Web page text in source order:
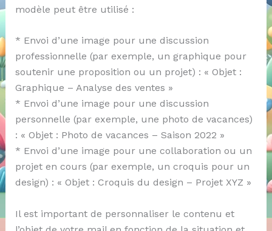
modèle peut être utilisé :
* Envoi d’une image pour une discussion
professionnelle (par exemple, un graphique pour
soutenir une proposition ou un projet) : « Objet :
Graphique – Analyse des ventes »
* Envoi d’une image pour une discussion
personnelle (par exemple, une photo de vacances)
: « Objet : Photo de vacances – Saison 2022 »
* Envoi d’une image pour une collaboration ou un
projet en cours (par exemple, un croquis pour un
design) : « Objet : Croquis du design – Projet XYZ »
Il est important de personnaliser le contenu et